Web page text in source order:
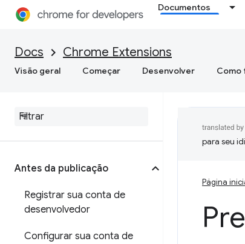
Documentos
Docs Chrome Extensions
Visão geral Começar Desenvolver Como
Antes da publicação
Registrar sua conta de
desenvolvedor
Configurar sua conta de
para seu
Página